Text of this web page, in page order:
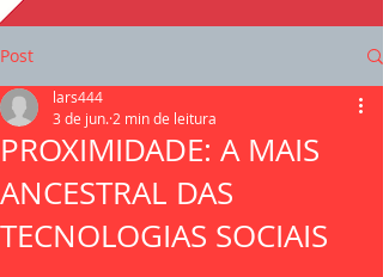
Post
PROXIMIDADE: A MAIS
ANCESTRAL DAS
TECNOLOGIAS SOCIAIS
lars444
3 de jun. 2 min de leitura